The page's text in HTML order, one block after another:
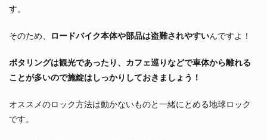
す。
そのため、 ロードバイク本体や部品は盗難されやすいんですよ！
ポタリングは観光であったり、カフェ巡りなどで車体から離れる
ことが多いので施錠はしっかりしておきましょう！
オススメのロック方法は動かないものと一緒にとめる地球ロック
です。